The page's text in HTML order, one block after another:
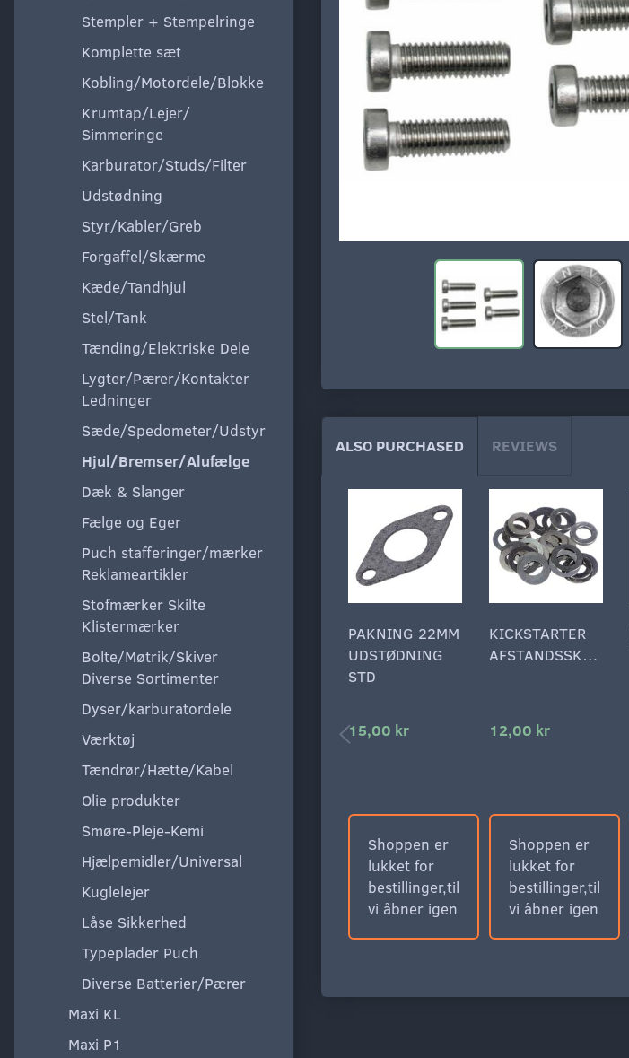
Stempler + Stempelringe
Komplette sæt
Kobling/Motordele/Blokke
Krumtap/Lejer/
Simmeringe
Karburator/Studs/Filter
Udstødning
Styr/Kabler/Greb
Forgaffel/Skærme
Kæde/Tandhjul
Stel/Tank
Tænding/Elektriske Dele
Lygter/Pærer/Kontakter
Ledninger
Sæde/Spedometer/Udstyr
Hjul/Bremser/Alufælge
Dæk & Slanger
Fælge og Eger
Puch stafferinger/mærker
Reklameartikler
Stofmærker Skilte
Klistermærker
Bolte/Møtrik/Skiver
Diverse Sortimenter
Dyser/karburatordele
Værktøj
Tændrør/Hætte/Kabel
Olie produkter
Smøre-Pleje-Kemi
Hjælpemidler/Universal
Kuglelejer
Låse Sikkerhed
Typeplader Puch
Diverse Batterier/Pærer
Maxi KL
Maxi P1
ALSO PURCHASED REVIEWS
PAKNING 22MM
UDSTØDNING
STD
15,00 kr
Shoppen er
lukket for
bestillinger,til
vi åbner igen
KICKSTARTER
AFSTANDSSKIVE
12,00 kr
Shoppen er
lukket for
bestillinger,til
vi åbner igen